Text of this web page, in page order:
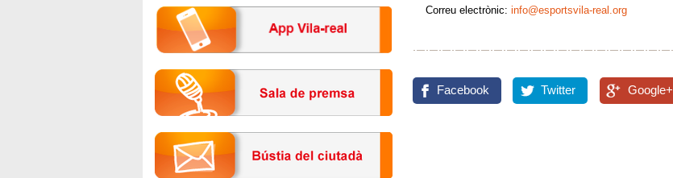
Correu electrònic: info@esportsvila-real.org
Facebook Twitter Google+